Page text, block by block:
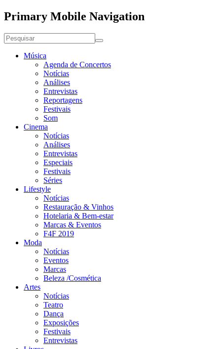
Primary Mobile Navigation
Música
Agenda de Concertos
Notícias
Análises
Entrevistas
Reportagens
Festivais
Som
Cinema
Notícias
Análises
Entrevistas
Especiais
Festivais
Séries
Lifestyle
Notícias
Restauração & Vinhos
Hotelaria & Bem-estar
Marcas & Eventos
F4F 2019
Moda
Notícias
Eventos
Marcas
Beleza /Cosmética
Artes
Notícias
Teatro
Dança
Exposições
Festivais
Entrevistas